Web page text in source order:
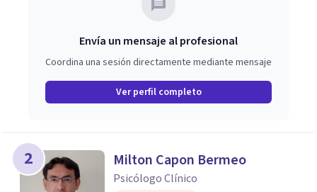
Envía un mensaje al profesional
Coordina una sesión directamente mediante mensaje
Ver perfil completo
2 Milton Capon Bermeo
Psicólogo Clínico